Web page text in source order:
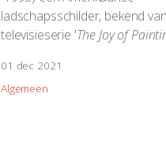
ladschapsschilder, bekend
televisieserie 'The Joy of
01 dec 2021
Algemeen